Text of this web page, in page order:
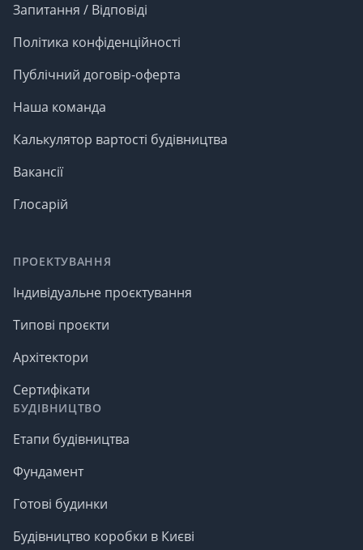
Запитання / Відповіді
Політика конфіденційності
Публічний договір-оферта
Наша команда
Калькулятор вартості будівництва
Вакансії
Глосарій
ПРОЕКТУВАННЯ
Індивідуальне проєктування
Типові проєкти
Архітектори
Сертифікати
БУДІВНИЦТВО
Етапи будівництва
Фундамент
Готові будинки
Будівництво коробки в Києві